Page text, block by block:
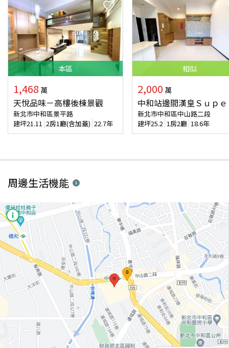
本區
1,468 萬
天悅品味－高樓後棟景觀
新北市中和區景平路
建坪21.11 2房1廳(含加蓋) 22.7年
相似
2,000 萬
中和站邊間漢皇Ｓｕｐ
新北市中和區中山路二段
建坪25.2 1房2廳 18.6年
周邊生活機能